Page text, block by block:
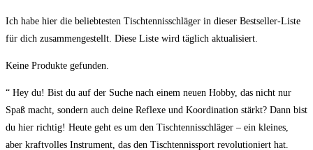
Ich habe hier die beliebtesten Tischtennisschläger in dieser Bestseller-Liste
für dich zusammengestellt. Diese Liste wird täglich aktualisiert.
Keine Produkte gefunden.
“ Hey du! Bist du auf der Suche nach einem neuen Hobby, das nicht nur
Spaß macht, sondern auch deine Reflexe und Koordination stärkt? Dann bist
du hier richtig! Heute geht es um den Tischtennisschläger – ein kleines,
aber kraftvolles Instrument, das den Tischtennissport revolutioniert hat.